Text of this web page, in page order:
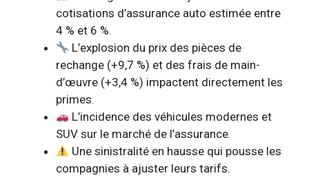
cotisations d’assurance auto estimée entre
4 % et 6 %.
L’explosion du prix des pièces de
rechange (+9,7 %) et des frais de main-
d’œuvre (+3,4 %) impactent directement les
primes.
L’incidence des véhicules modernes et
SUV sur le marché de l’assurance.
Une sinistralité en hausse qui pousse les
compagnies à ajuster leurs tarifs.